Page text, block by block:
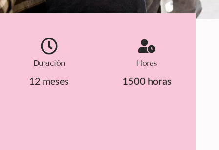
Duración
12 meses
Horas
1500 horas